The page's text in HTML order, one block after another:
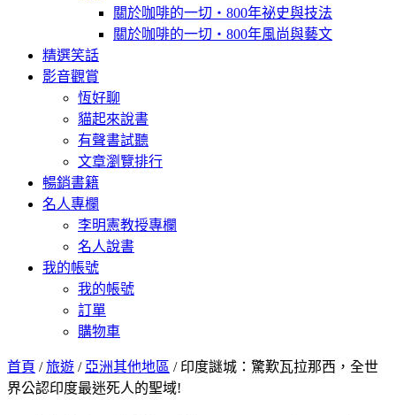
關於咖啡的一切‧800年祕史與技法
關於咖啡的一切‧800年風尚與藝文
精選笑話
影音觀賞
恆好聊
貓起來說書
有聲書試聽
文章瀏覽排行
暢銷書籍
名人專欄
李明憲教授專欄
名人說書
我的帳號
我的帳號
訂單
購物車
首頁 /旅遊 / 亞洲其他地區 / 印度謎城：驚歎瓦拉那西，全世
界公認印度最迷死人的聖域!